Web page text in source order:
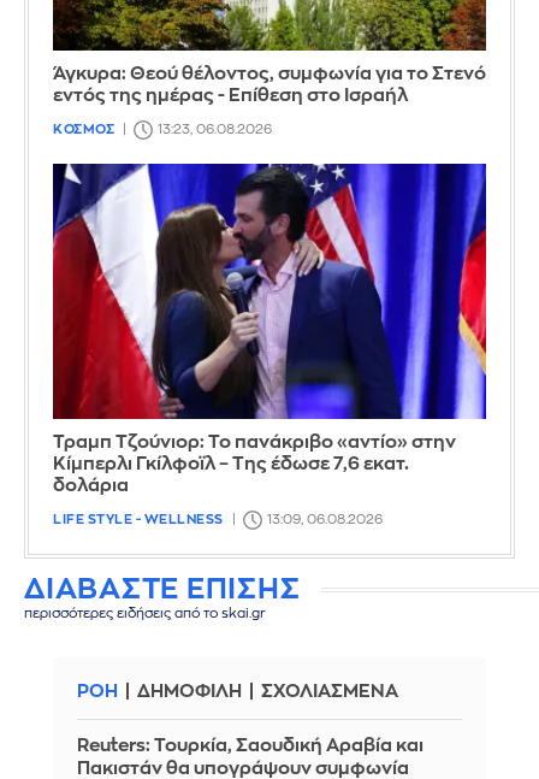
Άγκυρα: Θεού θέλοντος, συμφωνία για το Στενό
εντός της ημέρας - Επίθεση στο Ισραήλ
ΚΟΣΜΟΣ 13:23, 06.08.2026
Τραμπ Τζούνιορ: Το πανάκριβο «αντίο» στην
Κίμπερλι Γκίλφοϊλ – Της έδωσε 7,6 εκατ.
δολάρια
LIFE STYLE - WELLNESS 13:09, 06.08.2026
ΔΙΑΒΑΣΤΕ ΕΠΙΣΗΣ
περισσότερες ειδήσεις από το skai.gr
ΡΟΗ ΔΗΜΟΦΙΛΗ ΣΧΟΛΙΑΣΜΕΝΑ
Reuters: Τουρκία, Σαουδική Αραβία και
Πακιστάν θα υπογράψουν συμφωνία